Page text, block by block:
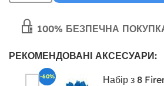
100% БЕЗПЕЧНА
РЕКОМЕНДОВАНІ АКСЕСУАРИ:
Набір з 8
-60%